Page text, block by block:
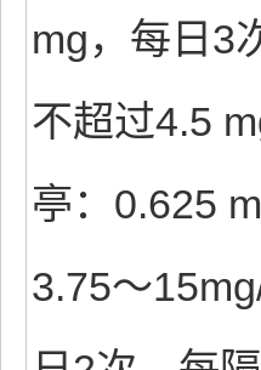
mg，每日3
不超过4.5
亭：0.625
3.75～